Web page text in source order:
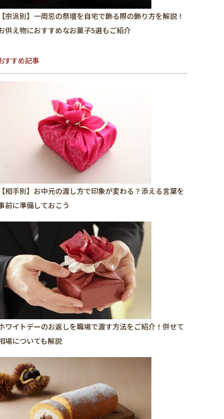
【宗派別】一周忌の祭壇を自宅で飾る際の飾り方を解説！
供え物におすすめなお菓子5選もご紹介
すすめ記事
【相手別】お中元の渡し方で印象が変わる？添える言葉を
前に準備しておこう
ワイトデーのお返しを職場で渡す方法をご紹介！併せて
場についても解説